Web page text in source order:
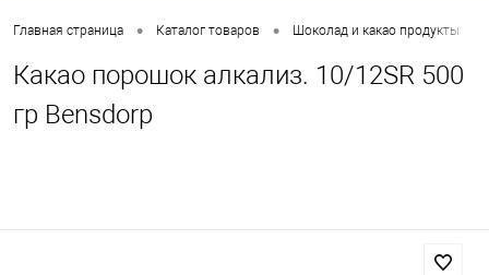
Главная страница • Каталог товаров • Шоколад и какао продукты
Какао порошок алкализ. 10/12SR 500
гр Bensdorp